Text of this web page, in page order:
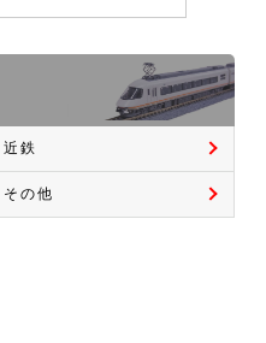
近鉄
その他